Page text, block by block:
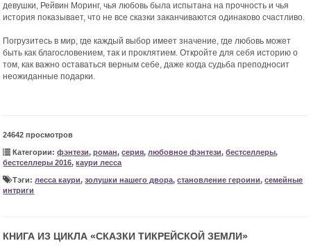
девушки, Рейвин Моринг, чья любовь была испытана на прочность и чья
история показывает, что не все сказки заканчиваются одинаково счастливо.
Погрузитесь в мир, где каждый выбор имеет значение, где любовь может
быть как благословением, так и проклятием. Откройте для себя историю о
том, как важно оставаться верным себе, даже когда судьба преподносит
неожиданные подарки.
24642 просмотров
Категории:фэнтези,роман,серия, любовное фэнтези,бестселлеры,
бестселлеры 2016,каури лесса
Тэги: лесса каури,золушки нашего двора,становление героини,семейные
интриги
КНИГА ИЗ ЦИКЛА «СКАЗКИ ТИКРЕЙСКОЙ ЗЕМЛИ»